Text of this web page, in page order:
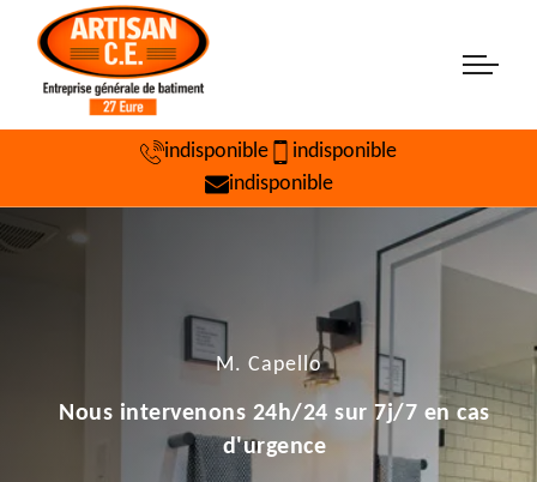
indisponible
indisponible
indisponible
M. Capello
Nous intervenons 24h/24 sur 7j/7 en cas
d'urgence